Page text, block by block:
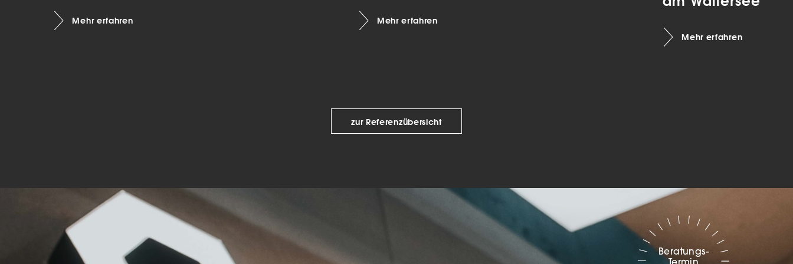
Mehr erfahren Mehr erfahren
Mehr erfahren
zur Referenzübersicht
Beratungs-